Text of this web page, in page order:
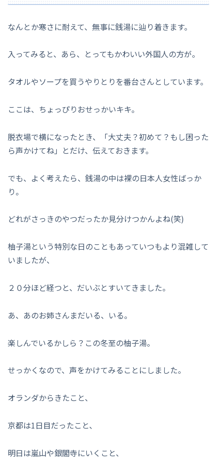
なんとか寒さに耐えて、無事に銭湯に辿り着きます。
入ってみると、あら、とってもかわいい外国人の方が。
タオルやソープを買うやりとりを番台さんとしています。
ここは、ちょっぴりおせっかいキキ。
脱衣場で横になったとき、「大丈夫？初めて？もし困った
ら声かけてね」とだけ、伝えておきます。
でも、よく考えたら、銭湯の中は裸の日本人女性ばっか
り。
どれがさっきのやつだったか見分けつかんよね(笑)
柚子湯という特別な日のこともあっていつもより混雑して
いましたが、
２０分ほど経つと、だいぶとすいてきました。
あ、あのお姉さんまだいる、いる。
楽しんでいるかしら？この冬至の柚子湯。
せっかくなので、声をかけてみることにしました。
オランダからきたこと、
京都は1日目だったこと、
明日は嵐山や銀閣寺にいくこと、